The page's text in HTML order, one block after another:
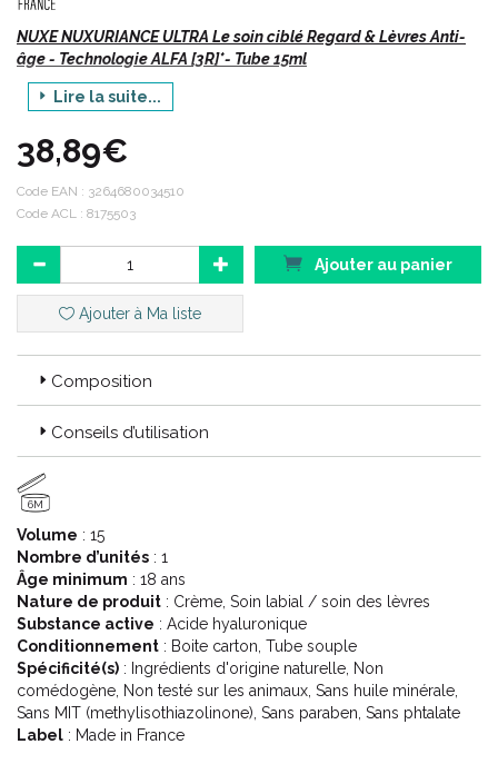
NUXE NUXURIANCE ULTRA Le soin ciblé Regard & Lèvres Anti-
âge - Technologie ALFA [3R]*- Tube 15ml
[R]evitalise, [R]égénère, [R]esurface. L'anti âge global plus efficace
cernes (-36%**) et le volume des poches (-22%**). Le contour
des lèvres est comme redessiné, défroissé. Les rides mêmes
marquées de la patte d'oie, du lion et péribuccales, semblent
réduites pour 87% des femmes
*Test in vitro
**Test d'usage - 31 volontaires - % d'amélioration évalué par le
dermatologue après 56 jours.
Ce soin cible les rides d'expression du regard et du sourire
pour une peau visiblement plus jeune. Les cernes et les poches
sont estompés. Le contour des lèvres est comme redessiné,
défroissé.
A propos de NUXURIANCE® ULTRA : La révolution anti-âge
global à la technologie Alfa [3R]
Que se passe-t-il quand la peau vieillit ?
La peau est un organe constitué de cellules. Les cellules
majeures de la peau sont appelées Kératinocytes dans
l'épiderme, et Fibroblastes dans le derme.
Lire la suite...
38,89€
Code EAN : 3264680034510
Code ACL : 8175503
Ajouter au panier
Ajouter à Ma liste
Composition
Conseils d’utilisation
6M
Volume : 15
Nombre d’unités : 1
Âge minimum : 18 ans
Nature de produit : Crème, Soin labial / soin des lèvres
Substance active : Acide hyaluronique
Conditionnement : Boite carton, Tube souple
Spécificité(s) : Ingrédients d'origine naturelle, Non
comédogène, Non testé sur les animaux, Sans huile minérale,
Sans MIT (methylisothiazolinone), Sans paraben, Sans phtalate
Label : Made in France